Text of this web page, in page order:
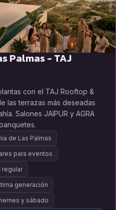
Palmas - TAJ
con el TAJ Rooftop &
las terrazas más deseadas
Salones JAIPUR y AGRA
de Las Palmas
para eventos
regular
generación
y sábado